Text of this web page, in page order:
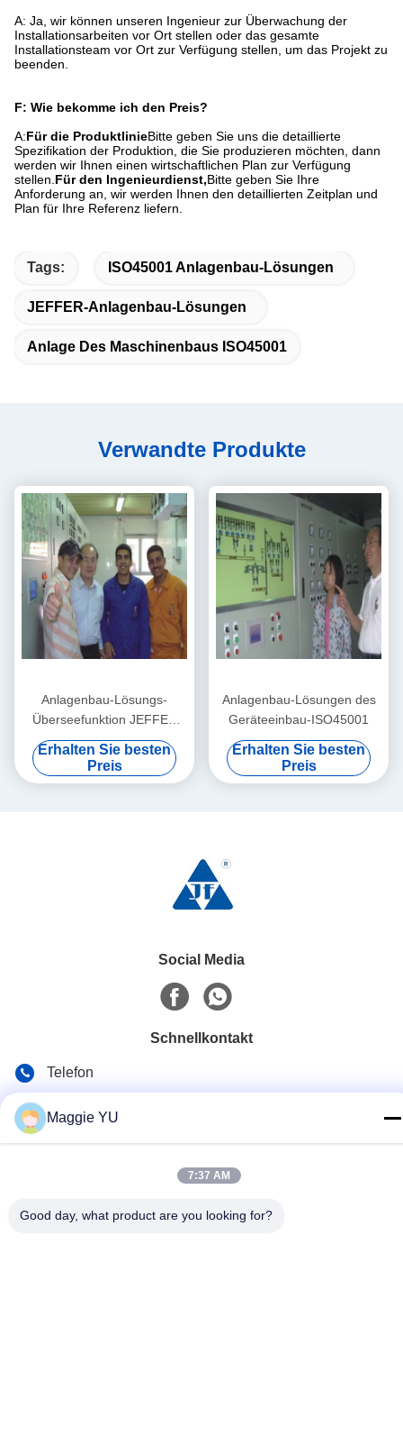
A: Ja, wir können unseren Ingenieur zur Überwachung der
Installationsarbeiten vor Ort stellen oder das gesamte
Installationsteam vor Ort zur Verfügung stellen, um das Projekt zu
beenden.
F: Wie bekomme ich den Preis?
A:Für die ProduktlinieBitte geben Sie uns die detaillierte
Spezifikation der Produktion, die Sie produzieren möchten, dann
werden wir Ihnen einen wirtschaftlichen Plan zur Verfügung
stellen. Für den Ingenieurdienst,Bitte geben Sie Ihre
Anforderung an, wir werden Ihnen den detaillierten Zeitplan und
Plan für Ihre Referenz liefern.
Tags: ISO45001 Anlagenbau-Lösungen
JEFFER-Anlagenbau-Lösungen
Anlage Des Maschinenbaus ISO45001
Verwandte Produkte
Anlagenbau-Lösungs-
Überseefunktion JEFFER
ISO45001
Erhalten Sie besten
Preis
Anlagenbau-Lösungen des
Geräteeinbau-ISO45001
Erhalten Sie besten
Preis
Social Media
Schnellkontakt
Telefon
4FL, B3 Saturn Builing, Nr. 98- Stern-Straße, neue
Maggie YU
7:37 AM
Good day, what product are you looking for?